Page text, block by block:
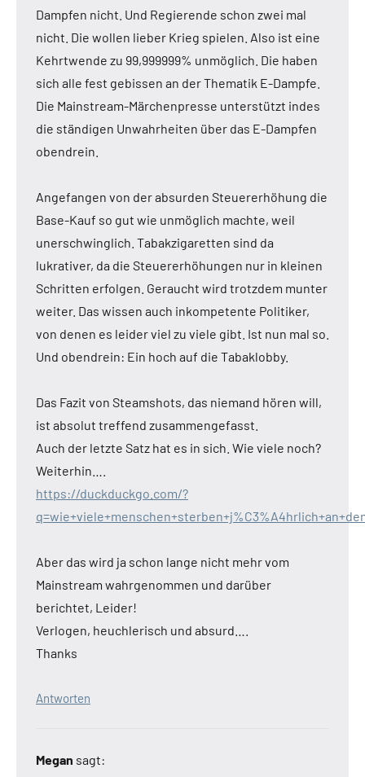
Dampfen nicht. Und Regierende schon zwei mal
nicht. Die wollen lieber Krieg spielen. Also ist eine
Kehrtwende zu 99,999999% unmöglich. Die haben
sich alle fest gebissen an der Thematik E-Dampfe.
Die Mainstream-Märchenpresse unterstützt indes
die ständigen Unwahrheiten über das E-Dampfen
obendrein.
Angefangen von der absurden Steuererhöhung die
Base-Kauf so gut wie unmöglich machte, weil
unerschwinglich. Tabakzigaretten sind da
lukrativer, da die Steuererhöhungen nur in kleinen
Schritten erfolgen. Geraucht wird trotzdem munter
weiter. Das wissen auch inkompetente Politiker,
von denen es leider viel zu viele gibt. Ist nun mal so.
Und obendrein: Ein hoch auf die Tabaklobby.
Das Fazit von Steamshots, das niemand hören will,
ist absolut treffend zusammengefasst.
Auch der letzte Satz hat es in sich. Wie viele noch?
Weiterhin….
https://duckduckgo.com/?
Aber das wird ja schon lange nicht mehr vom
Mainstream wahrgenommen und darüber
berichtet, Leider!
Verlogen, heuchlerisch und absurd….
Thanks
Antworten
Megan sagt: